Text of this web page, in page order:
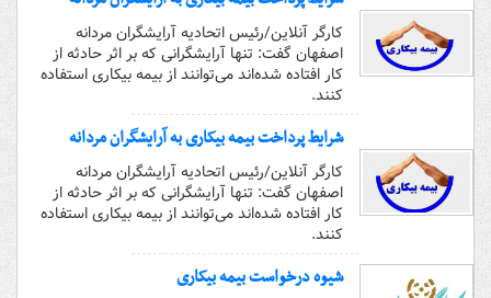
کارگر آنلاین/رئیس اتحادیه آرایشگران مردانه
اصفهان گفت: تنها آرایشگرانی که بر اثر حادثه از
کار افتاده شده‌اند می‌توانند از بیمه بیکاری استفاده
کنند.
شرایط پرداخت بیمه بیکاری به آرایشگران مردانه
کارگر آنلاین/رئیس اتحادیه آرایشگران مردانه
اصفهان گفت: تنها آرایشگرانی که بر اثر حادثه از
کار افتاده شده‌اند می‌توانند از بیمه بیکاری استفاده
کنند.
شیوه درخواست بیمه بیکاری